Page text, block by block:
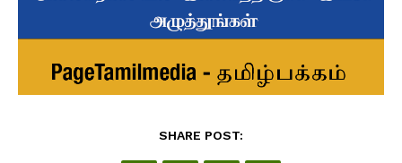
SHARE POST: